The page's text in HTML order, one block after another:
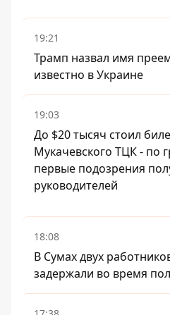
19:21
Трамп назвал имя
известно в Украине
19:03
До $20 тысяч стоил
Мукачевского ТЦК - по
первые подозрения
руководителей
18:08
В Сумах двух
задержали во время